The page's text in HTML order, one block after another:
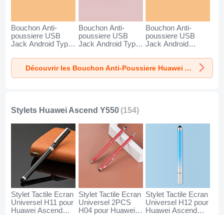
Bouchon Anti-
poussiere USB
Jack Android Type-
Huawei Ascend
Y550 Argent
Bouchon Anti-
poussiere USB
Jack Android Type-
Huawei Ascend
Y550 Or Rose
Bouchon Anti-
poussiere USB
Jack Android
Huawei Ascend
Y550 ArgentDécouvrir les Bouchon Anti-Poussiere Huawei Ascend Y550
Stylets Huawei Ascend Y550 (154)
Stylet Tactile Ecran
Universel H11 pour
Huawei Ascend
Stylet Tactile Ecran
Universel 2PCS
H04 pour Huawei
Stylet Tactile Ecran
Universel H12 pour
Huawei Ascend